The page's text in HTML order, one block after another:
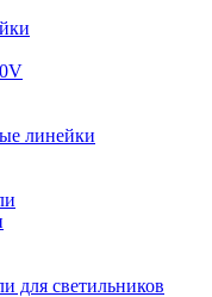
линейки
для светильников